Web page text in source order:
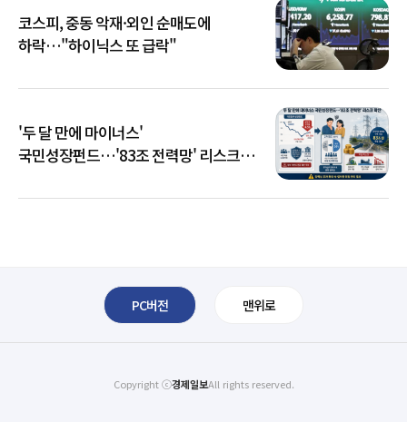
코스피, 중동 악재·외인 순매도에
하락…"하이닉스 또 급락"
'두 달 만에 마이너스'
국민성장펀드…'83조 전력망' 리스크
PC버전 맨위로
Copyright ⓒ경제일보All rights reserved.